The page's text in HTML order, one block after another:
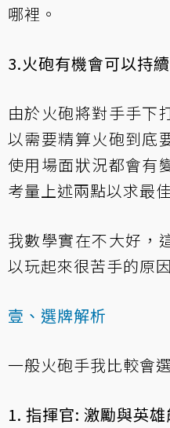
哪裡。
3.火砲有機會可以持
由於火砲將對手手下
以需要精算火砲到底
使用場面狀況都會有
考量上述兩點以求最
我數學實在不大好，
以玩起來很苦手的原
壹、選牌解析
一般火砲手我比較會
1. 指揮官: 激勵與英雄